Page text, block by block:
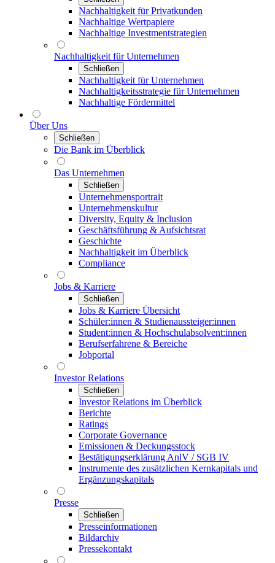
Nachhaltigkeit für Privatkunden
Nachhaltige Wertpapiere
Nachhaltige Investmentstrategien
Nachhaltigkeit für Unternehmen
Schließen
Nachhaltigkeit für Unternehmen
Nachhaltigkeitsstrategie für Unternehmen
Nachhaltige Fördermittel
Über Uns
Schließen
Die Bank im Überblick
Das Unternehmen
Schließen
Unternehmensportrait
Unternehmenskultur
Diversity, Equity & Inclusion
Geschäftsführung & Aufsichtsrat
Geschichte
Nachhaltigkeit im Überblick
Compliance
Jobs & Karriere
Schließen
Jobs & Karriere Übersicht
Schüler:innen & Studienaussteiger:innen
Student:innen & Hochschulabsolvent:innen
Berufserfahrene & Bereiche
Jobportal
Investor Relations
Schließen
Investor Relations im Überblick
Berichte
Ratings
Corporate Governance
Emissionen & Deckungsstock
Bestätigungserklärung AnlV / SGB IV
Instrumente des zusätzlichen Kernkapitals und
Ergänzungskapitals
Presse
Schließen
Presseinformationen
Bildarchiv
Pressekontakt